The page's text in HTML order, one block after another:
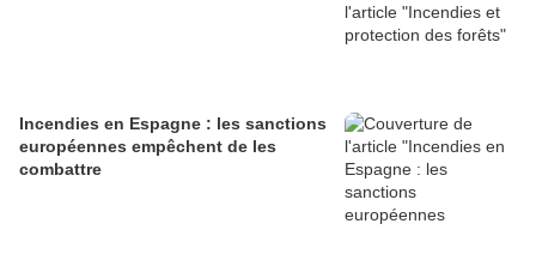
Incendies en Espagne : les sanctions
européennes empêchent de les
combattre